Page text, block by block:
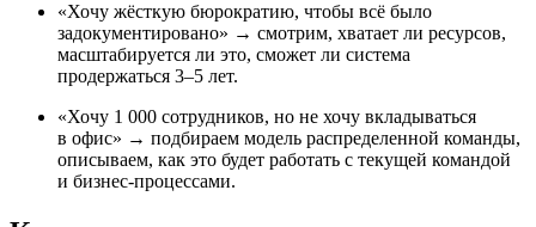
«Хочу жёсткую бюрократию, чтобы всё было
задокументировано» → смотрим, хватает ли ресурсов,
масштабируется ли это, сможет ли система
продержаться 3–5 лет.
«Хочу 1 000 сотрудников, но не хочу вкладываться
в офис» → подбираем модель распределенной команды,
описываем, как это будет работать с текущей командой
и бизнес‑процессами.